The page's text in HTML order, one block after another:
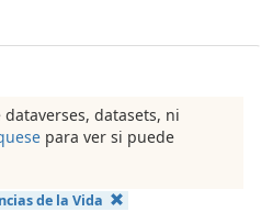
datasets, ni
para ver si puede
de la Vida